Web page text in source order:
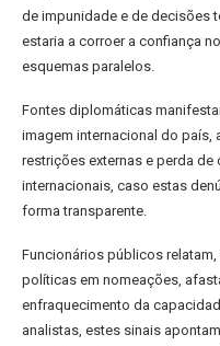
de impunidade e de decisões
estaria a corroer a confiança
esquemas paralelos.
Fontes diplomáticas
imagem internacional do país,
restrições externas e perda
internacionais, caso estas
forma transparente.
Funcionários públicos
políticas em nomeações,
enfraquecimento da
analistas, estes sinais